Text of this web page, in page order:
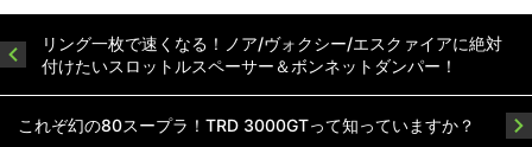
リング一枚で速くなる！ノア/ヴォクシー/エスクァイアに絶対
付けたいスロットルスペーサー＆ボンネットダンパー！
これぞ幻の80スープラ！TRD 3000GTって知っていますか？